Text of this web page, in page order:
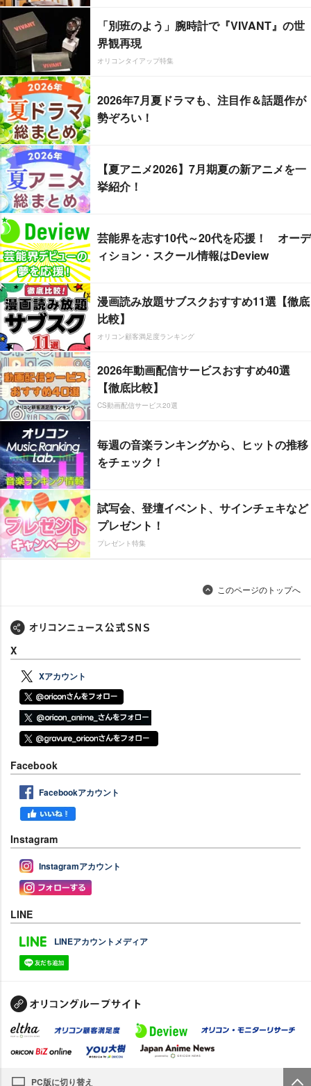
「別班のよう」腕時計で『VIVANT』の世
界観再現
オリコンタイアップ特集
2026年7月夏ドラマも、注目作＆話題作が
勢ぞろい！
【夏アニメ2026】7月期夏の新アニメを一
挙紹介！
芸能界を志す10代～20代を応援！ オーデ
ィション・スクール情報はDeview
漫画読み放題サブスクおすすめ11選【徹底
比較】
オリコン顧客満足度ランキング
2026年動画配信サービスおすすめ40選
【徹底比較】
CS動画配信サービス20選
毎週の音楽ランキングから、ヒットの推移
をチェック！
試写会、登壇イベント、サインチェキなど
プレゼント！
プレゼント特集
このページのトップへ
X
Xアカウント
Facebook
Facebookアカウント
Instagram
Instagramアカウント
LINE
LINEアカウントメディア
PC版に切り替え